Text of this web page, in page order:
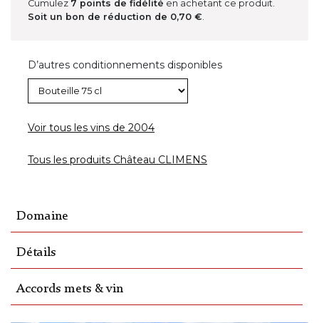
Cumulez 7 points de fidélité en achetant ce produit.
Soit un bon de réduction de 0,70 €.
D’autres conditionnements disponibles
Voir tous les vins de 2004
Tous les produits Château CLIMENS
Domaine
Détails
Accords mets & vin